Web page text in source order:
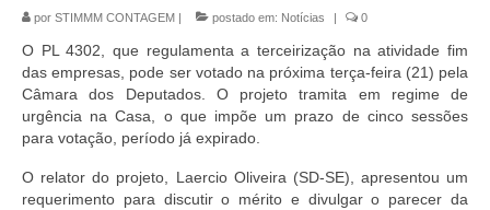
por STIMMM CONTAGEM | postado em: Notícias | 0
O PL 4302, que regulamenta a terceirização na atividade fim
das empresas, pode ser votado na próxima terça-feira (21) pela
Câmara dos Deputados. O projeto tramita em regime de
urgência na Casa, o que impõe um prazo de cinco sessões
para votação, período já expirado.
O relator do projeto, Laercio Oliveira (SD-SE), apresentou um
requerimento para discutir o mérito e divulgar o parecer da